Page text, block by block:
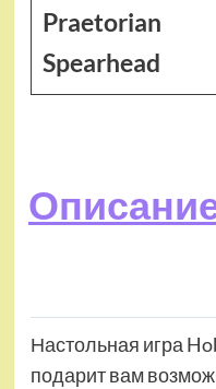
Praetorian
Spearhead
Настольная игра
подарит вам